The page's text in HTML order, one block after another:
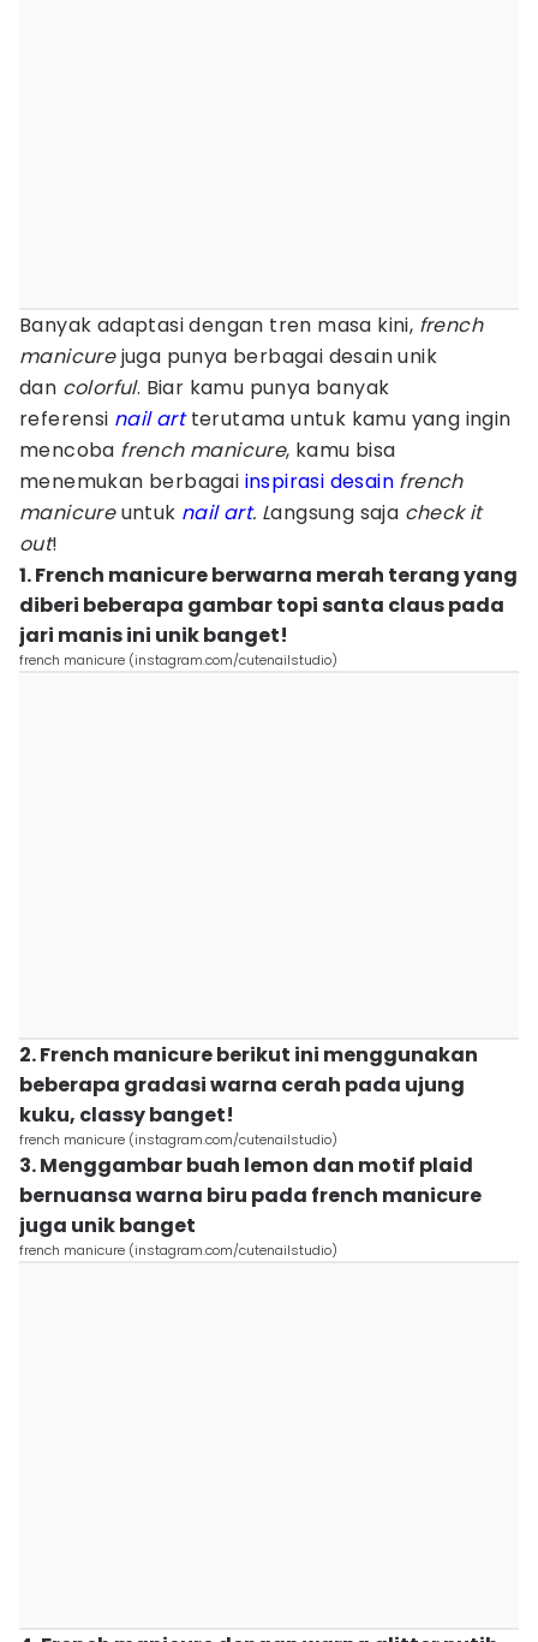
Banyak adaptasi dengan tren masa kini, french
manicurejuga punya berbagai desain unik
dan colorful. Biar kamu punya banyak
referensi nail artterutama untuk kamu yang ingin
mencoba french manicure, kamu bisa
menemukan berbagai inspirasi desain french
manicureuntuk nailart. Langsung saja check it
out!
1. French manicure berwarna merah terang yang
diberi beberapa gambar topi santa claus pada
jari manis ini unik banget!
french manicure (instagram.com/cutenailstudio)
2. French manicure berikut ini menggunakan
beberapa gradasi warna cerah pada ujung
kuku, classy banget!
french manicure (instagram.com/cutenailstudio)
3. Menggambar buah lemon dan motif plaid
bernuansa warna biru pada french manicure
juga unik banget
french manicure (instagram.com/cutenailstudio)